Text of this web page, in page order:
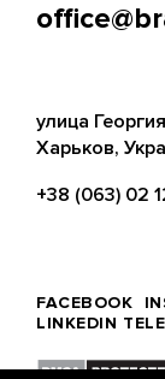
улица
Харьков,
+38 (063) 02
FACEBOOK
LINKEDIN